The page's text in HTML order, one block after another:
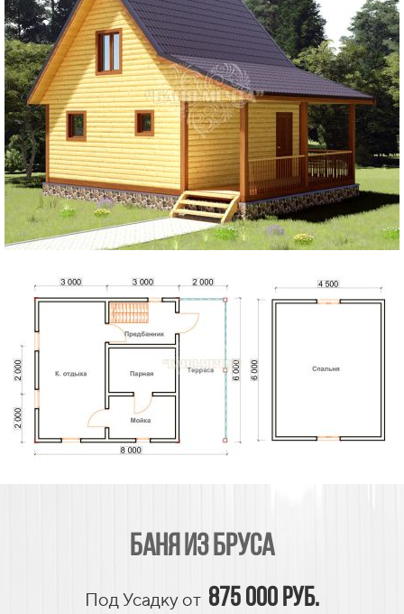
баня из бруса
Под Усадку от 875 000 руб.